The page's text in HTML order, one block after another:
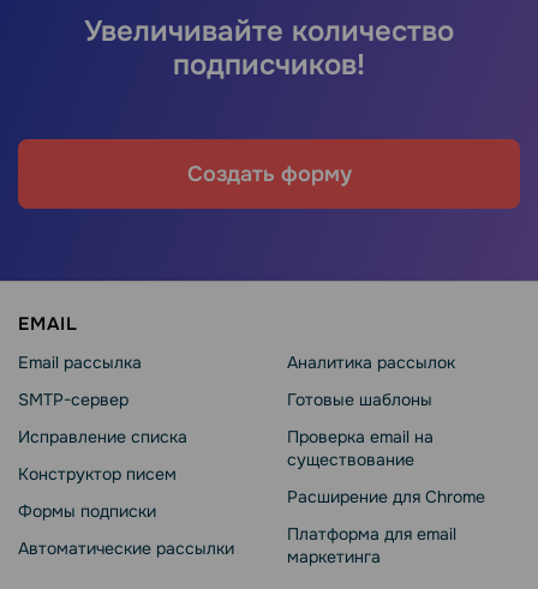
Увеличивайте количество
подписчиков!
Создать форму
EMAIL
Email рассылка
SMTP-сервер
Исправление списка
Конструктор писем
Формы подписки
Автоматические рассылки
Аналитика рассылок
Готовые шаблоны
Проверка email на
существование
Расширение для Chrome
Платформа для email
маркетинга